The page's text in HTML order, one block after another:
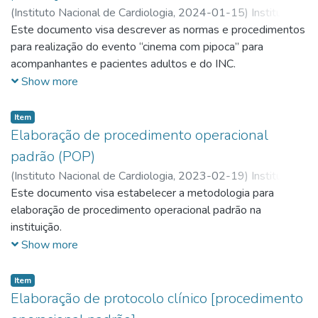
(Instituto Nacional de Cardiologia, 2024-01-15) Instituto
Nacional de Cardiologia;Direção Geral;Coordenação
assistencial
Este documento visa descrever as normas e procedimentos
para realização do evento “cinema com pipoca” para
acompanhantes e pacientes adultos e do INC.
Show more
Item
Elaboração de procedimento operacional
padrão (POP)
(Instituto Nacional de Cardiologia, 2023-02-19) Instituto
Nacional de Cardiologia;Núcleo de Qualidade e Segurança
Núcleo Normativo
Este documento visa estabelecer a metodologia para
elaboração de procedimento operacional padrão na
instituição.
Show more
Item
Elaboração de protocolo clínico [procedimento